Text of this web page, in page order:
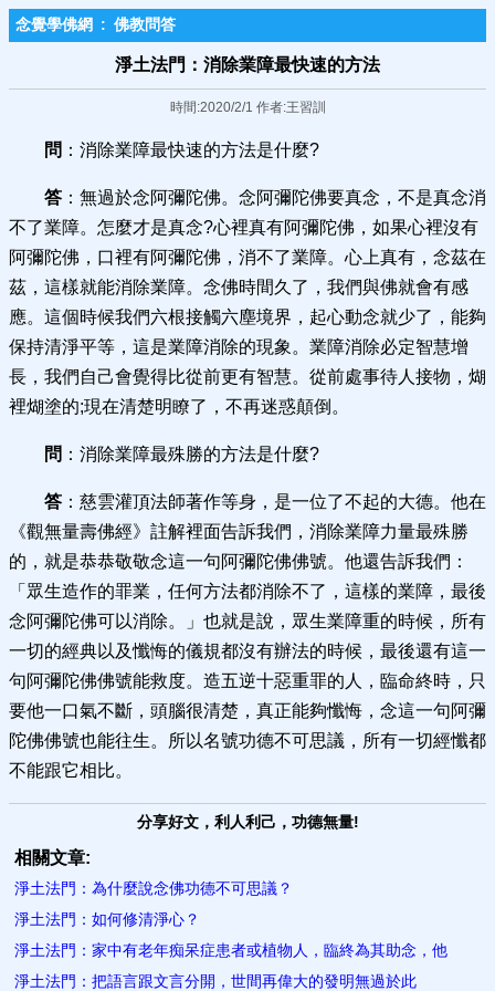
念覺學佛網 : 佛教問答
淨土法門：消除業障最快速的方法
時間:2020/2/1 作者:王習訓
問 ：消除業障最快速的方法是什麼?
答 ：無過於念阿彌陀佛。念阿彌陀佛要真念，不是真念消
不了業障。怎麼才是真念?心裡真有阿彌陀佛，如果心裡沒有
阿彌陀佛，口裡有阿彌陀佛，消不了業障。心上真有，念茲在
茲，這樣就能消除業障。念佛時間久了，我們與佛就會有感
應。這個時候我們六根接觸六塵境界，起心動念就少了，能夠
保持清淨平等，這是業障消除的現象。業障消除必定智慧增
長，我們自己會覺得比從前更有智慧。從前處事待人接物，煳
裡煳塗的;現在清楚明瞭了，不再迷惑顛倒。
問 ：消除業障最殊勝的方法是什麼?
答 ：慈雲灌頂法師著作等身，是一位了不起的大德。他在
《觀無量壽佛經》註解裡面告訴我們，消除業障力量最殊勝
的，就是恭恭敬敬念這一句阿彌陀佛佛號。他還告訴我們：
「眾生造作的罪業，任何方法都消除不了，這樣的業障，最後
念阿彌陀佛可以消除。」也就是說，眾生業障重的時候，所有
一切的經典以及懺悔的儀規都沒有辦法的時候，最後還有這一
句阿彌陀佛佛號能救度。造五逆十惡重罪的人，臨命終時，只
要他一口氣不斷，頭腦很清楚，真正能夠懺悔，念這一句阿彌
陀佛佛號也能往生。所以名號功德不可思議，所有一切經懺都
不能跟它相比。
分享好文，利人利己，功德無量!
相關文章:
淨土法門：為什麼說念佛功德不可思議？
淨土法門：如何修清淨心？
淨土法門：家中有老年痴呆症患者或植物人，臨終為其助念，他
淨土法門：把語言跟文言分開，世間再偉大的發明無過於此